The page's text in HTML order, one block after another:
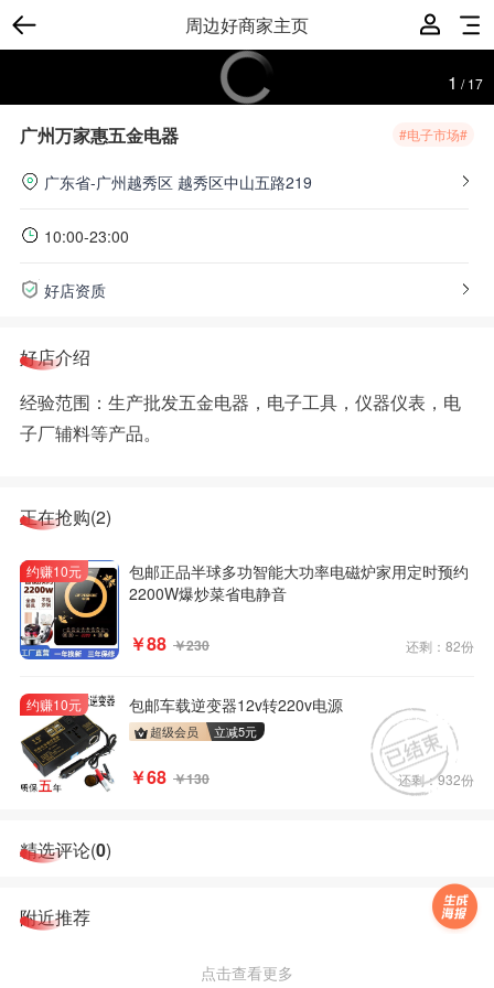
周边好商家主页
1 /17
#电子市场#
广州万家惠五金电器
广东省-广州越秀区 越秀区中山五路219
10:00-23:00
好店资质
好店介绍
经验范围：生产批发五金电器，电子工具，仪器仪表，电
子厂辅料等产品。
正在抢购(2)
约赚10元
包邮正品半球多功智能大功率电磁炉家用定时预约
2200W爆炒菜省电静音
￥88 ￥230 还剩：82份
约赚10元 包邮车载逆变器12v转220v电源
超级会员 立减5元
￥68 ￥130 还剩：932份
精选评论(0)
附近推荐
点击查看更多